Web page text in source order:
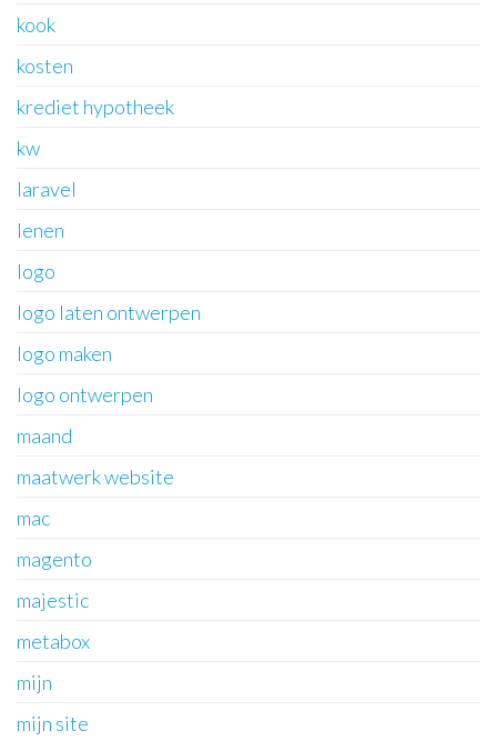
kook
kosten
krediet hypotheek
kw
laravel
lenen
logo
logo laten ontwerpen
logo maken
logo ontwerpen
maand
maatwerk website
mac
magento
majestic
metabox
mijn
mijn site